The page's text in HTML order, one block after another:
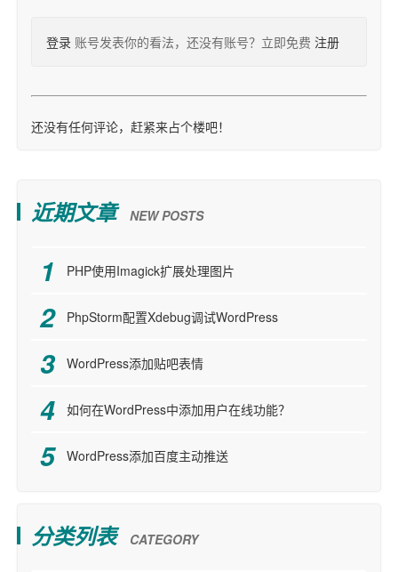
登录 账号发表你的看法，还没有账号？立即免费 注册
还没有任何评论，赶紧来占个楼吧！
近期文章 NEW POSTS
PHP使用Imagick扩展处理图片
PhpStorm配置Xdebug调试WordPress
WordPress添加贴吧表情
如何在WordPress中添加用户在线功能？
WordPress添加百度主动推送
分类列表 CATEGORY